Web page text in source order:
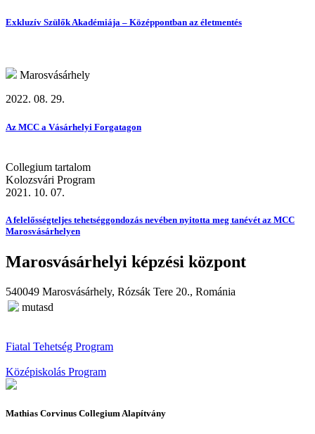
Exkluzív Szülők Akadémiája – Középpontban az életmentés
Marosvásárhely
2022. 08. 29.
Az MCC a Vásárhelyi Forgatagon
Collegium tartalom
Kolozsvári Program
2021. 10. 07.
A felelősségteljes tehetséggondozás nevében nyitotta meg tanévét az MCC
Marosvásárhelyen
Marosvásárhelyi képzési központ
540049 Marosvásárhely, Rózsák Tere 20., Románia
mutasd
Fiatal Tehetség Program
Középiskolás Program
Mathias Corvinus Collegium Alapítvány